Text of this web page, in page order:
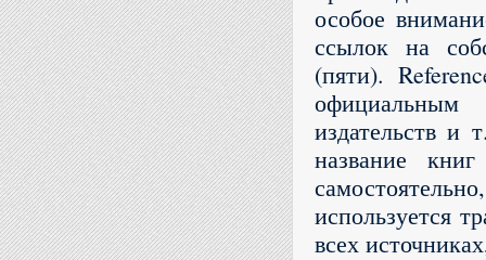
особое
ссылок на
(пяти).
официальным
издательств и
название
используется
всех